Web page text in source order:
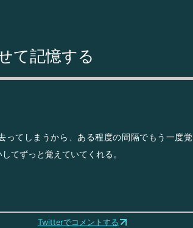
て記憶する
ってしまうから、ある程度の間隔でもう一度
てずっと覚えていてくれる。
Twitterでコメントする